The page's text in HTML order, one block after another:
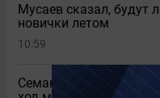
Мусаев сказал, будут
новички летом
10:59
Семак рассказал, как